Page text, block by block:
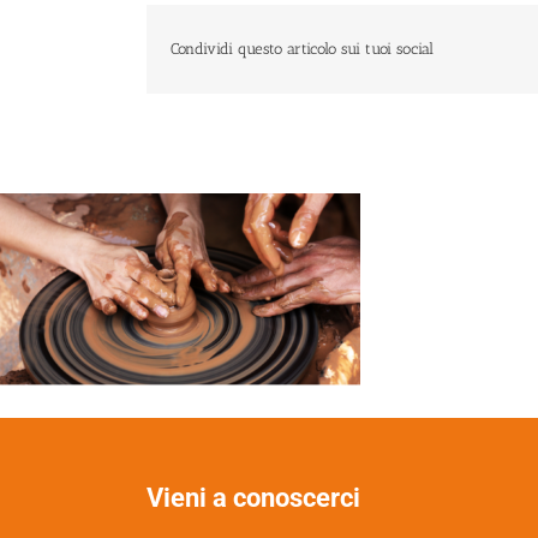
Condividi questo articolo sui tuoi social
Vieni a conoscerci